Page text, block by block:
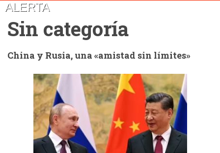
ALERTA
Sin categoría
China y Rusia, una «amistad sin límites»